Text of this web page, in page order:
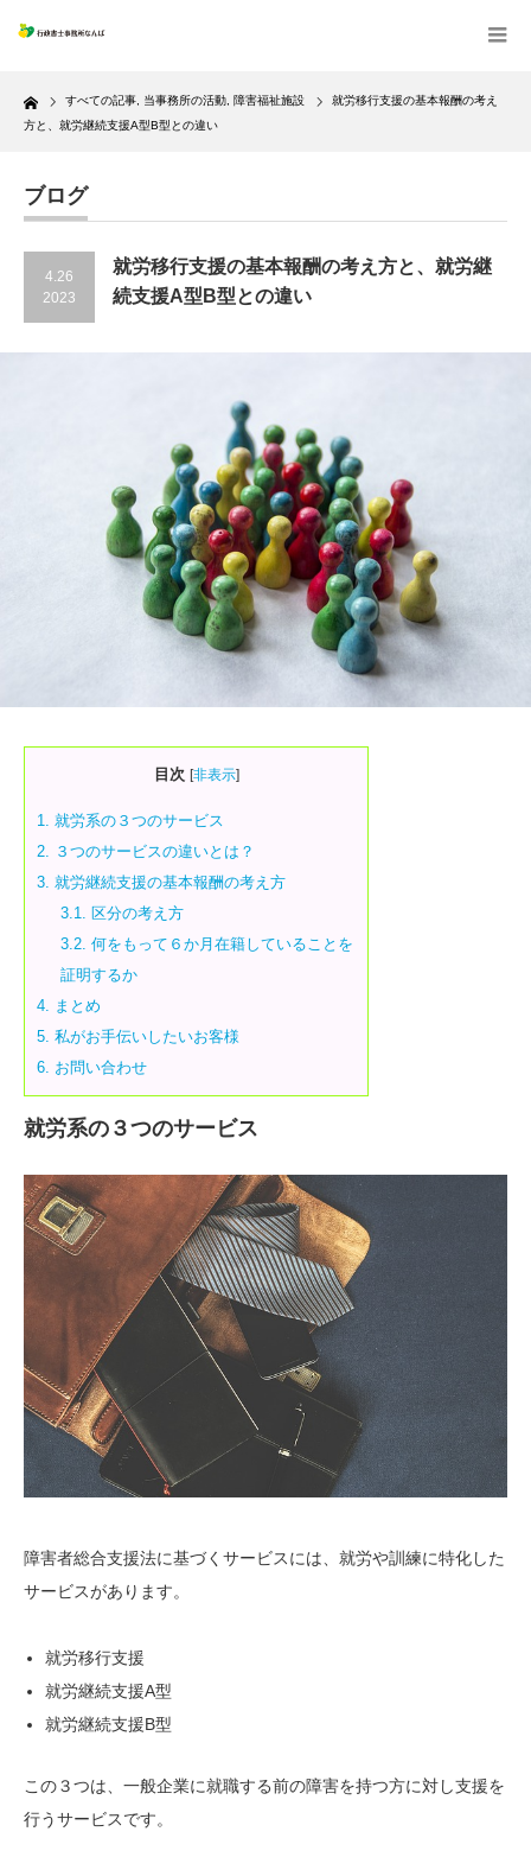
Home すべての記事 当事務所の活動 障害福祉施設
就労移行支援の基本報酬の考え
方と、就労継続支援A型B型との違い
ブログ
4.26
2023
就労移行支援の基本報酬の考え方と、就労継
続支援A型B型との違い
目次 [非表示]
1. 就労系の３つのサービス
2. ３つのサービスの違いとは？
3. 就労継続支援の基本報酬の考え方
3.1. 区分の考え方
3.2. 何をもって６か月在籍していることを
証明するか
4. まとめ
5. 私がお手伝いしたいお客様
6. お問い合わせ
就労系の３つのサービス
障害者総合支援法に基づくサービスには、就労や訓練に特化した
サービスがあります。
就労移行支援
就労継続支援A型
就労継続支援B型
この３つは、一般企業に就職する前の障害を持つ方に対し支援を
行うサービスです。